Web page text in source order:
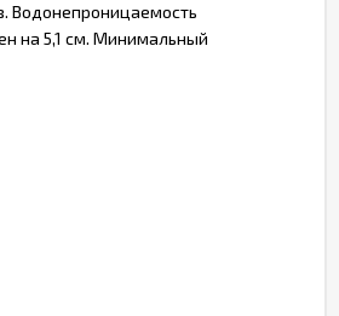
Водонепроницаемость
на 5,1 см. Минимальный